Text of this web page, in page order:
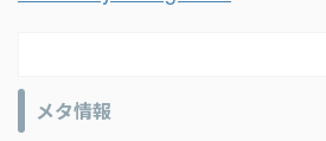
メタ情報